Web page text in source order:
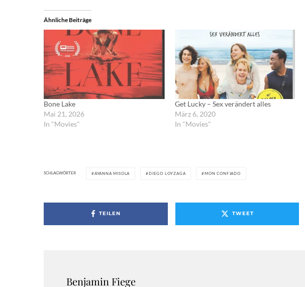
Ähnliche Beiträge
Bone Lake
Mai 21, 2026
In "Movies"
Get Lucky – Sex verändert alles
März 6, 2020
In "Movies"
SCHLAGWÖRTER AYANNA MISOLA DIEGO LOYZAGA MON CONFIADO
TEILEN TWEET
Benjamin Fiege